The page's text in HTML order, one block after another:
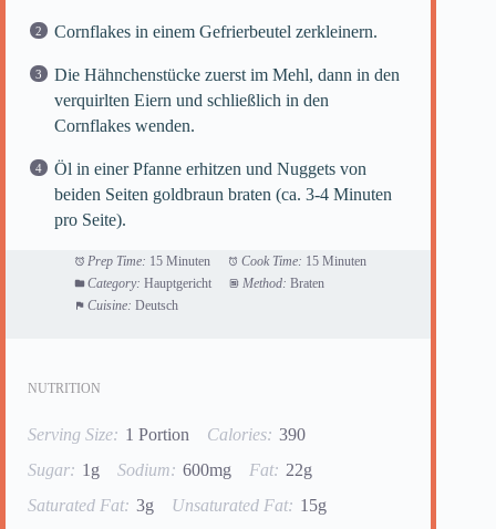
Cornflakes in einem Gefrierbeutel zerkleinern.
Die Hähnchenstücke zuerst im Mehl, dann in den
verquirlten Eiern und schließlich in den
Cornflakes wenden.
Öl in einer Pfanne erhitzen und Nuggets von
beiden Seiten goldbraun braten (ca. 3-4 Minuten
pro Seite).
Prep Time: 15 Minuten Cook Time: 15 Minuten
Category: Hauptgericht Method: Braten
Cuisine: Deutsch
NUTRITION
Serving Size: 1 Portion Calories: 390
Sugar: 1g Sodium: 600mg Fat: 22g
Saturated Fat: 3g Unsaturated Fat: 15g